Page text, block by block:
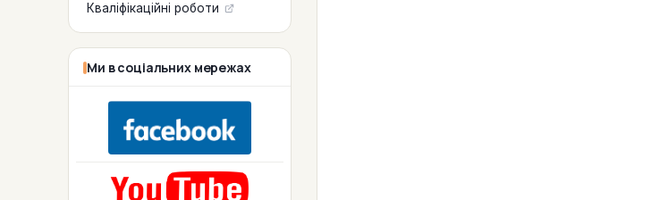
Кваліфікаційні роботи
Ми в соціальних мережах